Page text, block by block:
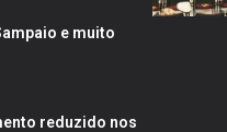
e muito
reduzido nos